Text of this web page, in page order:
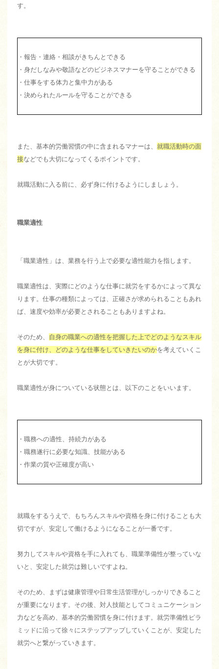
す。
・報告・連絡・相談がきちんとできる
・身だしなみや敬語などのビジネスマナーを守ることができる
・仕事をする体力と集中力がある
・決められたルールを守ることができる
また、基本的労働習慣の中に含まれるマナーは、 就職活動時の面
接などでも大切になってくるポイントです。
就職活動に入る前に、必ず身に付けるようにしましょう。
職業適性
「職業適性」は、業務を行う上で必要な適性能力を指します。
職業適性は、実際にどのような仕事に就労をするかによって異な
ります。仕事の種類によっては、正確さが求められることもあれ
ば、速度や効率が必要とされることもありますよね。
そのため、 自身の職業への適性を把握した上でどのようなスキル
を身に付け、どのような仕事をしていきたいのかを考えていくこ
とが大切です。
職業適性が身についている状態とは、以下のことをいいます。
・職務への適性、持続力がある
・職務遂行に必要な知識、技能がある
・作業の質や正確度が高い
就職をするうえで、もちろんスキルや資格を身に付けることも大
切ですが、安定して働けるようになることが一番です。
努力してスキルや資格を手に入れても、職業準備性が整っていな
いと、安定した就労は難しいですよね。
そのため、まずは健康管理や日常生活管理がしっかりできること
が重要になります。その後、対人技能としてコミュニケーション
力などを高め、基本的労働習慣を身に付けます。就労準備性ピラ
ミッドに沿って徐々にステップアップしていくことが、安定した
就労へと繋がっていきます。